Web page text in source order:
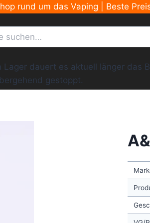
rund um das Vaping | Beste
dauert es aktuell länger
gestoppt.